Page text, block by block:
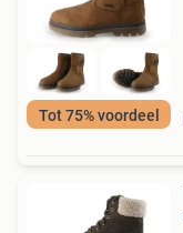
Tot 75% voordeel